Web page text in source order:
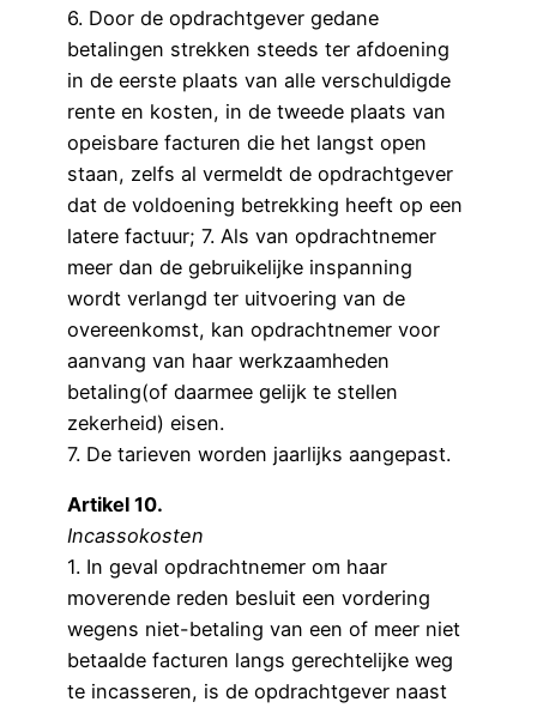
6. Door de opdrachtgever gedane
betalingen strekken steeds ter afdoening
in de eerste plaats van alle verschuldigde
rente en kosten, in de tweede plaats van
opeisbare facturen die het langst open
staan, zelfs al vermeldt de opdrachtgever
dat de voldoening betrekking heeft op een
latere factuur; 7. Als van opdrachtnemer
meer dan de gebruikelijke inspanning
wordt verlangd ter uitvoering van de
overeenkomst, kan opdrachtnemer voor
aanvang van haar werkzaamheden
betaling(of daarmee gelijk te stellen
zekerheid) eisen.
7. De tarieven worden jaarlijks aangepast.
Artikel 10.
Incassokosten
1. In geval opdrachtnemer om haar
moverende reden besluit een vordering
wegens niet-betaling van een of meer niet
betaalde facturen langs gerechtelijke weg
te incasseren, is de opdrachtgever naast